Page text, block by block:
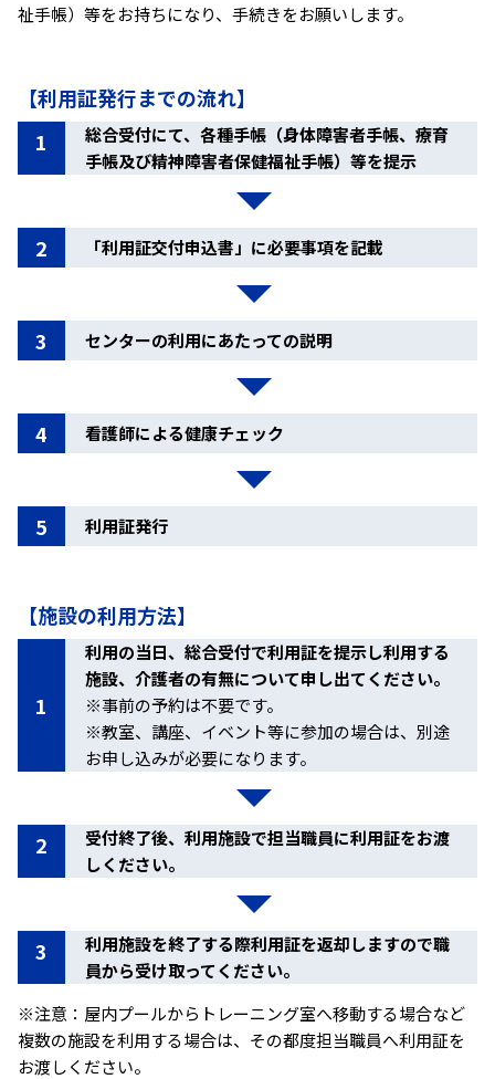
祉手帳）等をお持ちになり、手続きをお願いします。
【利用証発行までの流れ】
1
総合受付にて、各種手帳（身体障害者手帳、療育
手帳及び精神障害者保健福祉手帳）等を提示
2 「利用証交付申込書」に必要事項を記載
3 センターの利用にあたっての説明
4 看護師による健康チェック
5 利用証発行
【施設の利用方法】
1
利用の当日、総合受付で利用証を提示し利用する
施設、介護者の有無について申し出てください。
※事前の予約は不要です。
※教室、講座、イベント等に参加の場合は、別途
お申し込みが必要になります。
2
受付終了後、利用施設で担当職員に利用証をお渡
しください。
3
利用施設を終了する際利用証を返却しますので職
員から受け取ってください。
※注意：屋内プールからトレーニング室へ移動する場合など
複数の施設を利用する場合は、その都度担当職員へ利用証を
お渡しください。